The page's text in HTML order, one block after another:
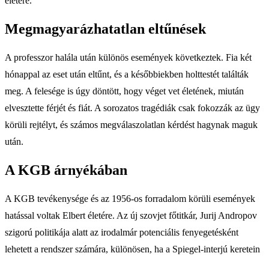
Megmagyarázhatatlan eltűnések
A professzor halála után különös események következtek. Fia két
hónappal az eset után eltűnt, és a későbbiekben holttestét találták
meg. A felesége is úgy döntött, hogy véget vet életének, miután
elvesztette férjét és fiát. A sorozatos tragédiák csak fokozzák az ügy
körüli rejtélyt, és számos megválaszolatlan kérdést hagynak maguk
után.
A KGB árnyékában
A KGB tevékenysége és az 1956-os forradalom körüli események
hatással voltak Elbert életére. Az új szovjet főtitkár, Jurij Andropov
szigorú politikája alatt az irodalmár potenciális fenyegetésként
lehetett a rendszer számára, különösen, ha a Spiegel-interjú keretein